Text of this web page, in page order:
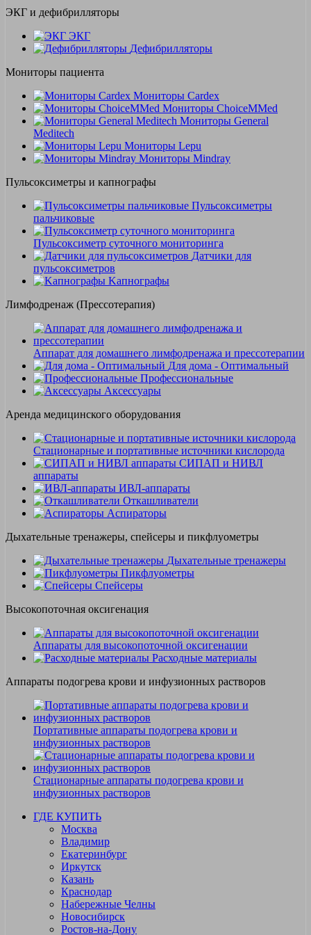
ЭКГ и дефибрилляторы
ЭКГ
Дефибрилляторы
Мониторы пациента
Мониторы Cardex
Мониторы ChoiceMMed
Мониторы General
Meditech
Мониторы Lepu
Мониторы Mindray
Пульсоксиметры и капнографы
Пульсоксиметры
пальчиковые
Пульсоксиметр суточного мониторинга
Датчики для
пульсоксиметров
Kапнографы
Лимфодренаж (Прессотерапия)
Аппарат для домашнего лимфодренажа и прессотерапии
Для дома - Оптимальный
Профессиональные
Аксессуары
Аренда медицинского оборудования
Стационарные и портативные источники кислорода
СИПАП и НИВЛ
аппараты
ИВЛ-аппараты
Откашливатели
Аспираторы
Дыхательные тренажеры, спейсеры и пикфлуометры
Дыхательные тренажеры
Пикфлуометры
Спейсеры
Высокопоточная оксигенация
Аппараты для высокопоточной оксигенации
Расходные материалы
Аппараты подогрева крови и инфузионных растворов
Портативные аппараты подогрева крови и
инфузионных растворов
Стационарные аппараты подогрева крови и
инфузионных растворов
ГДЕ КУПИТЬ
Москва
Владимир
Екатеринбург
Иркутск
Казань
Краснодар
Набережные Челны
Новосибирск
Ростов-на-Дону